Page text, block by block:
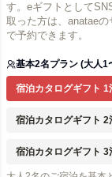
す。eギフトとして
取った方は、anatae
で予約できます。
基本2名プラン (大人1
宿泊カタログギフト 1
宿泊カタログギフト 2
宿泊カタログギフト 3